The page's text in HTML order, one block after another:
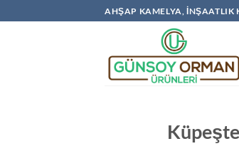
AHŞAP KAMELYA, İNŞAATLIK